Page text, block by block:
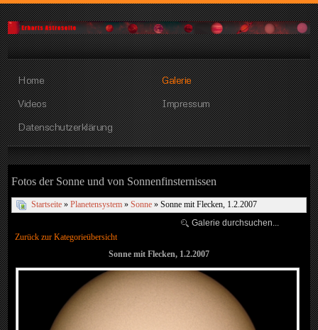
Home
Galerie
Videos
Impressum
Datenschutzerklärung
Fotos der Sonne und von Sonnenfinsternissen
Startseite »Planetensystem »Sonne » Sonne mit Flecken, 1.2.2007
Zurück zur Kategorieübersicht
Sonne mit Flecken, 1.2.2007